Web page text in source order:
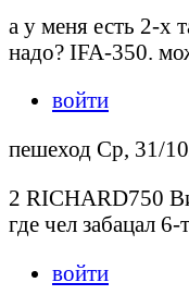
а у меня есть 2-х
надо? IFA-350.
войти
пешеход Ср, 31/
2 RICHARD750
где чел забацал
войти